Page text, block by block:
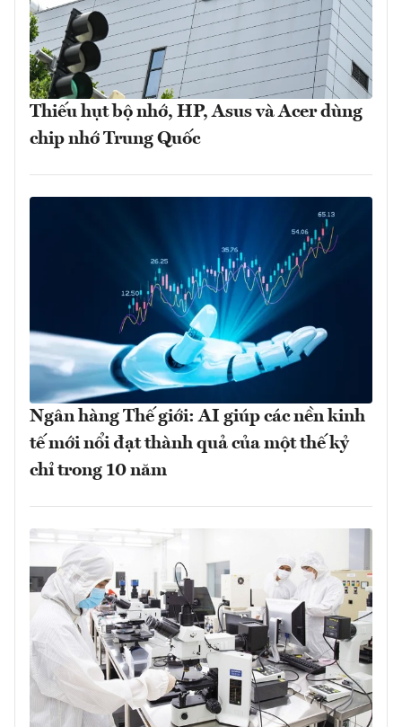
Thiếu hụt bộ nhớ, HP, Asus và Acer dùng
chip nhớ Trung Quốc
Ngân hàng Thế giới: AI giúp các nền kinh
tế mới nổi đạt thành quả của một thế kỷ
chỉ trong 10 năm